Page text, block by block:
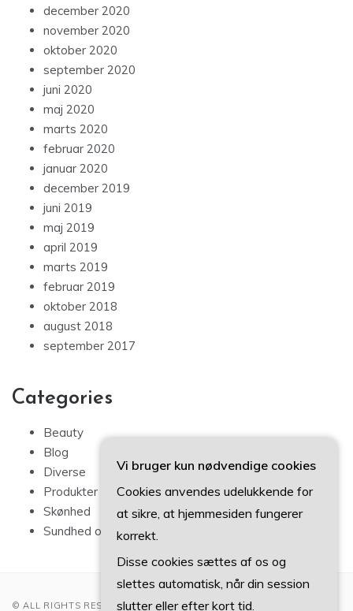
december 2020
november 2020
oktober 2020
september 2020
juni 2020
maj 2020
marts 2020
februar 2020
januar 2020
december 2019
juni 2019
maj 2019
april 2019
marts 2019
februar 2019
oktober 2018
august 2018
september 2017
Categories
Beauty
Blog
Diverse
Produkter
Skønhed
Sundhed og sport
© ALL RIGHTS RESERVED 2022
Vi bruger kun nødvendige cookies
Cookies anvendes udelukkende for
at sikre, at hjemmesiden fungerer
korrekt.
Disse cookies sættes af os og
slettes automatisk, når din session
slutter eller efter kort tid.